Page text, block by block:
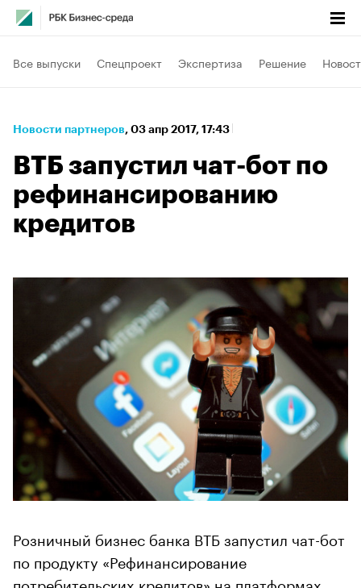
Все выпуски Спецпроект Экспертиза Решение
Новости партнеров⁠, 03 апр 2017, 17:43
ВТБ запустил чат-бот по
рефинансированию
кредитов
Розничный бизнес банка ВТБ запустил чат-бот
по продукту «Рефинансирование
потребительских кредитов» на платформах